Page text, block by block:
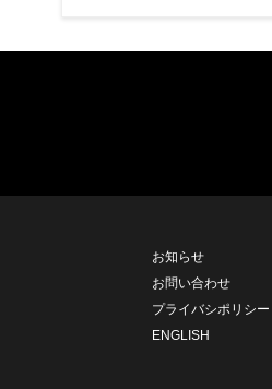
お知らせ
お問い合わせ
プライバシポリシー
ENGLISH